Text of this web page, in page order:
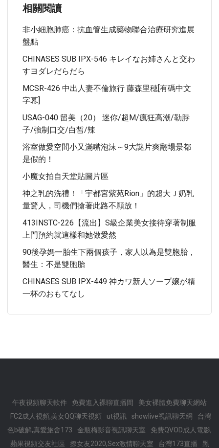
相關閱讀
非小細胞肺癌：抗血管生成藥物聯合治療研究進展
盤點
CHINASES SUB IPX-546 キレイなお姉さんと交わ
すヨダレだらだら
MCSR-426 中出人妻不倫旅行 藤森里穂[有碼中文
字幕]
USAG-040 留美（20） 迷你/超M/瘋狂高潮/勒脖
子/強制口交/白皙/辣
浴室做愛空間小又滿嘴泡沫～9大謎片爽翻場景都
是假的！
小魔女拍自天堂貼圖片區
神之乳的洗禮！「宇都宮紫苑Rion」的超大Ｊ奶乳
量驚人，司機們搶著此路不願放！
413INSTC-226【流出】S級企業美女接待穿著制服
上門預約就這樣和她做愛然
90後孕媽一胎生下兩個孩子，家人以為是雙胞胎，
醫生：不是雙胞胎
CHINASES SUB IPX-449 神カワ新人ソープ嬢が精
一杯のおもてなし
午夜視頻聊天軟件 免費進入裸聊直播間
美女裸體免費聊天網站
FC2成人視頻,美女QQ聊天視頻
ut視訊 showlive視訊聊天網
台灣
色b破解,真愛旅舍173
金瓶梅影音視訊聊天室
免費QVOD成人電影,
蘋果視頻交友社區
撩女友2020,Sex激情聊天室 台灣173直播
黑